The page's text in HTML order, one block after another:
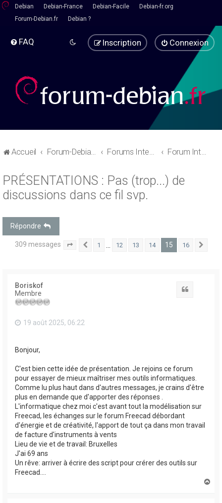
Debian Debian-France Debian-Facile
Debian-fr.org
Forum-Debian.fr
Debian ?
FAQ Connexion
Inscription
Accueil Forum-Debian.fr Forums Internes Forum Interne
PRÉSENTATIONS : Pas (trop...) de
discussions dans ce fil svp.
Répondre
309 messages Page 15sur 16
Précédent
1 12 13 14 15 16
Boriskof
Membre
19 août 2025, 06:22
Bonjour,
C'est bien cette idée de présentation. Je rejoins ce forum
pour essayer de mieux maîtriser mes outils informatiques.
Comme lu plus haut dans d'autres messages, je crains d'être
plus en demande que d'apporter des réponses .
L'informatique chez moi c'est avant tout la modélisation sur
Freecad, les échanges sur le forum Freecad débordant
d'énergie et de créativité, l'apport de tout ça dans mon travail
de facture d'instruments à vents
Lieu de vie et de travail: Bruxelles
J'ai 69 ans
Un rêve: arriver à écrire des script pour crérer des outils sur
Freecad....